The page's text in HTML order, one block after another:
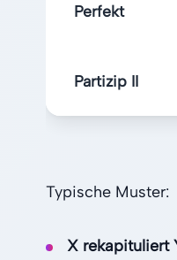
Perfekt
Partizip II
Typische Muster:
X rekapituliert